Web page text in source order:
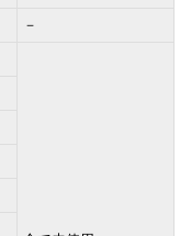
－